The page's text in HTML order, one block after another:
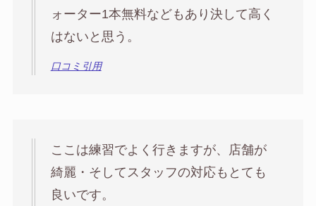
ォーター1本無料などもあり決して高く
はないと思う。
口コミ引用
ここは練習でよく行きますが、店舗が
綺麗・そしてスタッフの対応もとても
良いです。